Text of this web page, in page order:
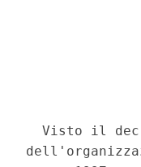
Visto il